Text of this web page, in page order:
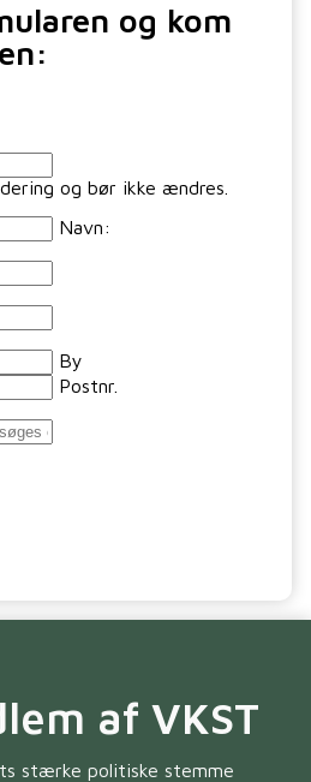
og kom
og bør ikke ændres.
Navn:
By
Postnr.
af VKST
stærke politiske stemme